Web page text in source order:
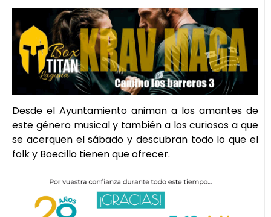
Desde el Ayuntamiento animan a los amantes de
este género musical y también a los curiosos a que
se acerquen el sábado y descubran todo lo que el
folk y Boecillo tienen que ofrecer.